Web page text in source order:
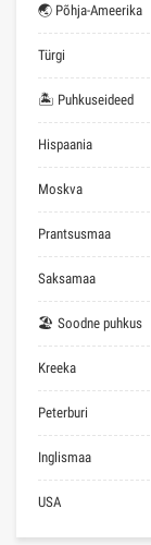
🌏 Põhja-Ameerika
Türgi
🏝 Puhkuseideed
Hispaania
Moskva
Prantsusmaa
Saksamaa
🏖 Soodne puhkus
Kreeka
Peterburi
Inglismaa
USA